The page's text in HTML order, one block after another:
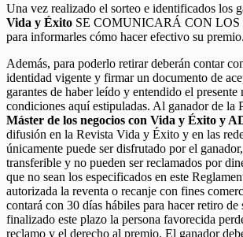
Una vez realizado el sorteo e identificados los
Vida y Éxito SE COMUNICARÁ CON
para informarles cómo hacer efectivo su premio.
Además, para poderlo retirar deberán contar
identidad vigente y firmar un documento de
garantes de haber leído y entendido el presente
condiciones aquí estipuladas. Al ganador de
Máster de los negocios con Vida y Éxito y
difusión en la Revista Vida y Éxito y en las
únicamente puede ser disfrutado por el
transferible y no pueden ser reclamados por
que no sean los especificados en este
autorizada la reventa o recanje con fines
contará con 30 días hábiles para hacer retiro
finalizado este plazo la persona favorecida
reclamo y el derecho al premio. El ganador